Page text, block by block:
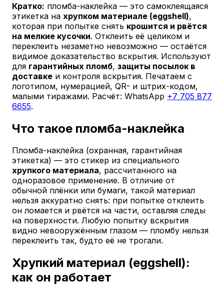
Кратко: пломба-наклейка — это самоклеящаяся
этикетка на хрупком материале (eggshell),
которая при попытке снять крошится и рвётся
на мелкие кусочки. Отклеить её целиком и
переклеить незаметно невозможно — остаётся
видимое доказательство вскрытия. Используют
для гарантийных пломб, защиты посылок в
доставке и контроля вскрытия. Печатаем с
логотипом, нумерацией, QR- и штрих-кодом,
малыми тиражами. Расчёт: WhatsApp +7 705 877
6655.
Что такое пломба-наклейка
Пломба-наклейка (охранная, гарантийная
этикетка) — это стикер из специального
хрупкого материала, рассчитанного на
одноразовое применение. В отличие от
обычной плёнки или бумаги, такой материал
нельзя аккуратно снять: при попытке отклеить
он ломается и рвётся на части, оставляя следы
на поверхности. Любую попытку вскрытия
видно невооружённым глазом — пломбу нельзя
переклеить так, будто её не трогали.
Хрупкий материал (eggshell):
как он работает